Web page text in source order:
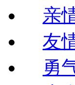
亲
友
勇